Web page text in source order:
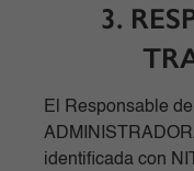
3.
El Responsable
identificada con